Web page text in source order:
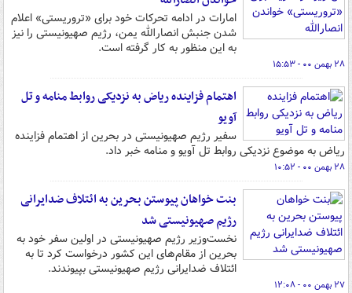
امارات در ادامه تحرکات خود برای «تروریستی» اعلام
شدن جنبش انصارالله یمن، رژیم صهیونیستی را نیز
به این منظور به کار گرفته است.
۲۸ بهمن ۰۰ - ۱۵:۵۳
اهتمام فزاینده ریاض به نزدیکی روابط منامه و تل
آویو
سفیر رژیم صهیونیستی در بحرین از اهتمام فزاینده
ریاض به موضوع نزدیکی روابط تل آویو و منامه خبر داد.
۲۸ بهمن ۰۰ - ۱۰:۵۲
بنت خواهان پیوستن بحرین به ائتلاف ضدایرانی
رژیم صهیونیستی شد
نخست‌وزیر رژیم صهیونیستی در اولین سفر خود به
بحرین از مقام‌های این کشور درخواست کرد تا به
ائتلاف ضدایرانی رژیم صهیونیستی بپیوندند.
۲۷ بهمن ۰۰ - ۱۲:۰۸